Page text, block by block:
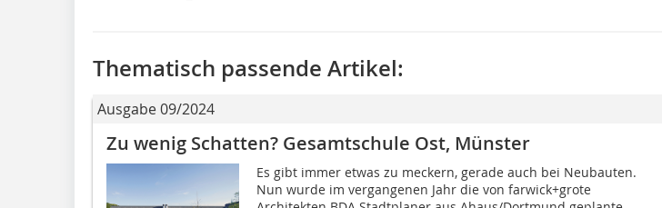
Thematisch passende Artikel:
Ausgabe 09/2024
Zu wenig Schatten? Gesamtschule Ost, Münster
Es gibt immer etwas zu meckern, gerade auch bei Neubauten.
Nun wurde im vergangenen Jahr die von farwick+grote